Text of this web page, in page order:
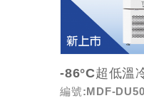
編號:MDF-